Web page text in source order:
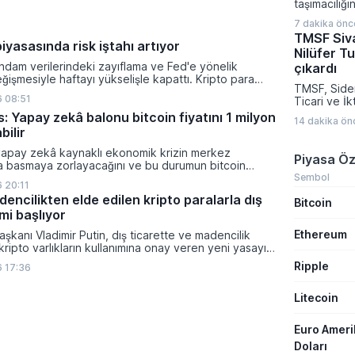
risk iştahı artıyor
verilerindeki zayıflama ve Fed'e yönelik
haftayı yükselişle kapattı. Kripto para
iştahı artarken yatırımcıların odağı önümüzdeki
enflasyon rakamlarına ve küresel gelişmelere
08:51
Yapay zekâ balonu bitcoin fiyatını 1 milyon
zekâ kaynaklı ekonomik krizin merkez
basmaya zorlayacağını ve bu durumun bitcoin
dolara taşıyabileceğini öngörürken beyaz yakalı iş
kredi krizinin küresel likidite artışına yol
ve bitcoinin bu süreçte en hızlı tepki veren varlık
elde edilen kripto paralarla dış
başlıyor
Vladimir Putin, dış ticarette ve madencilik
varlıkların kullanımına onay veren yeni yasayı
bu düzenleme çerçevesinde madencilikten
paraların belirli şartlar altında dolaşımına ve menkul
17:36
riski
alarm
dikkatli
yolları için
haline
sebebiyle
sonucunda
kızıldeniz
kaçınmak
şirketlerine
sunuyor.
7 dakika
TMSF
Nilüfer
çıkardı
TMSF,
Ticari ve
Ticari ve
milyar TL,
araç için
14 dakika
Piyasa
Sembol
Bitcoin
Ethereum
Ripple
Litecoin
Euro
Doları